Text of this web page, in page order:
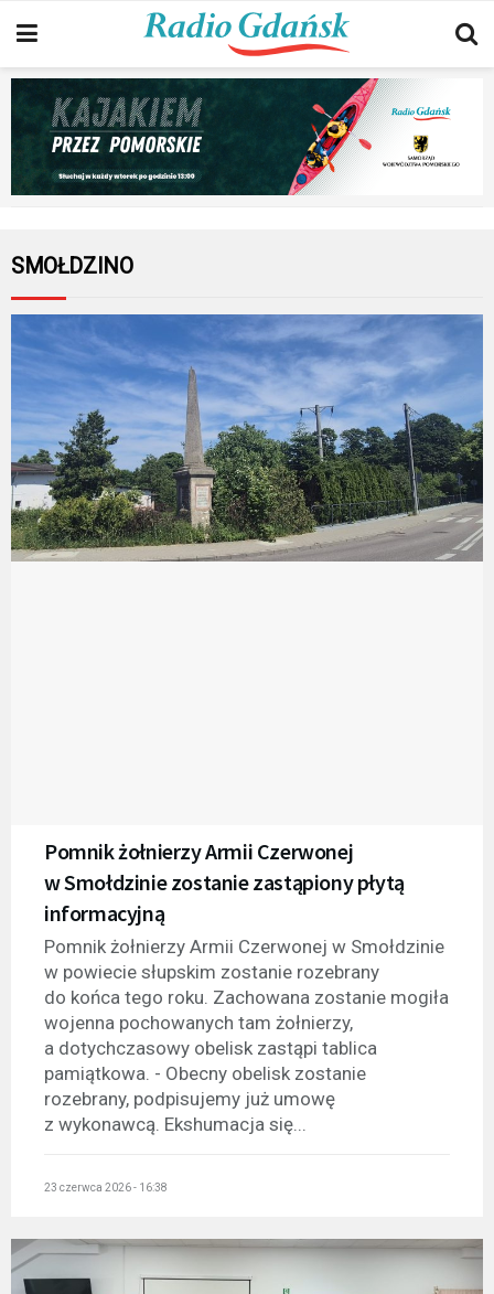
SMOŁDZINO
Pomnik żołnierzy Armii Czerwonej
w Smołdzinie zostanie zastąpiony płytą
informacyjną
Pomnik żołnierzy Armii Czerwonej w Smołdzinie
w powiecie słupskim zostanie rozebrany
do końca tego roku. Zachowana zostanie mogiła
wojenna pochowanych tam żołnierzy,
a dotychczasowy obelisk zastąpi tablica
pamiątkowa. - Obecny obelisk zostanie
rozebrany, podpisujemy już umowę
z wykonawcą. Ekshumacja się...
23 czerwca 2026 - 16:38